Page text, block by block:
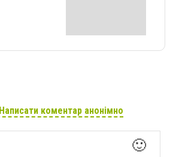
Написати коментар анонімно
🙂